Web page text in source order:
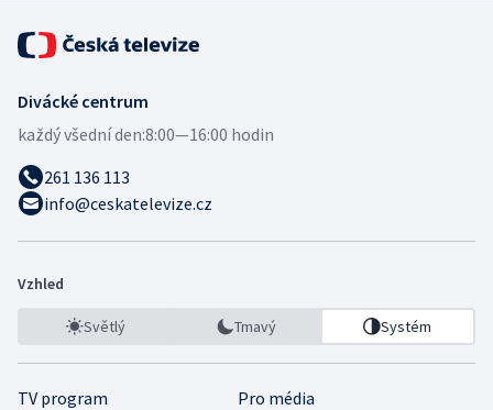
Divácké centrum
každý všední den:8:00—16:00 hodin
261 136 113
info@ceskatelevize.cz
Vzhled
Světlý Tmavý Systém
TV program
Pro média